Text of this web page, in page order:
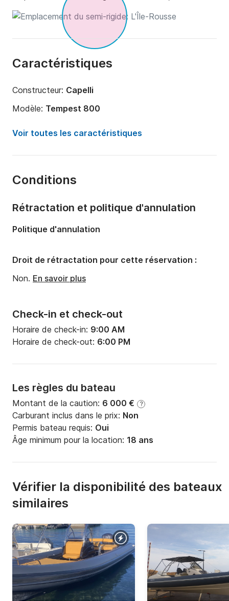
Caractéristiques
Constructeur: Capelli
Modèle: Tempest 800
Puissance moteur:
300cv
Capacité à bord:
Voir toutes les caractéristiques
Conditions
Check-in et check-out
Horaire de check-in: 9:00 AM
Horaire de check-out: 6:00 PM
Les règles du bateau
Montant de la caution: 6 000 € ?
Carburant inclus dans le prix: Non
Permis bateau requis: Oui
Âge minimum pour la location: 18 ans
Rétractation et politique d'annulation
Politique d'annulation
Droit de rétractation pour cette réservation :
Non. En savoir plus
Vérifier la disponibilité des bateaux
similaires